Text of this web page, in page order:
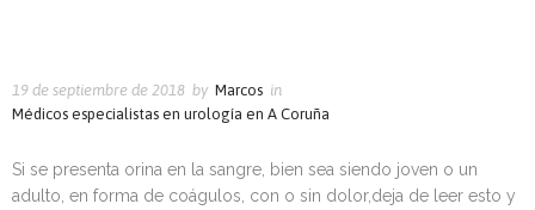
19 de septiembre de 2018 by Marcos in
Médicos especialistas en urología en A Coruña
Si se presenta orina en la sangre, bien sea siendo joven o un
adulto, en forma de coágulos, con o sin dolor,deja de leer esto y